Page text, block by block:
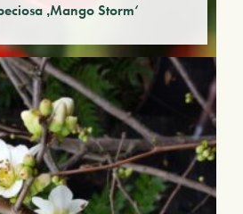
‚Mango Storm‘